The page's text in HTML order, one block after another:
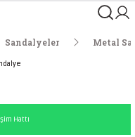
Sandalyeler Metal
Hattı